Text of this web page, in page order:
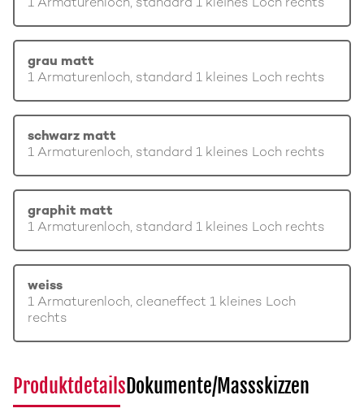
1 Armaturenloch, standard 1 kleines Loch rechts
grau matt
1 Armaturenloch, standard 1 kleines Loch rechts
schwarz matt
1 Armaturenloch, standard 1 kleines Loch rechts
graphit matt
1 Armaturenloch, standard 1 kleines Loch rechts
weiss
1 Armaturenloch, cleaneffect 1 kleines Loch
rechts
ProduktdetailsDokumente/Massskizzen